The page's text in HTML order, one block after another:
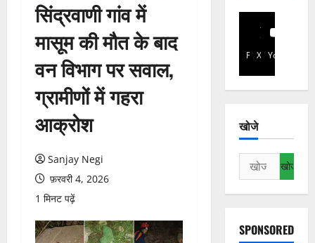
सिंद्रवाणी गांव में
मासूम की मौत के बाद
वन विभाग पर सवाल,
ग्रामीणों में गहरा
आक्रोश
Sanjay Negi
फ़रवरी 4, 2026
1 मिनट पढ़ें
Facebook
X YouTube
खोजे
निम्न
को
खोजें:
SPONSORED